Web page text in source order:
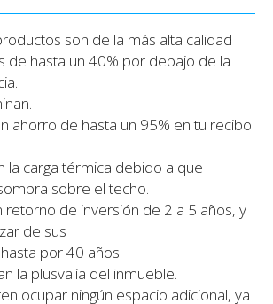
son de la más alta calidad
de hasta un 40% por debajo de la
ahorro de hasta un 95% en tu recibo
la carga térmica debido a que
sobre el techo.
retorno de inversión de 2 a 5 años, y
de sus
por 40 años.
la plusvalía del inmueble.
ocupar ningún espacio adicional, ya